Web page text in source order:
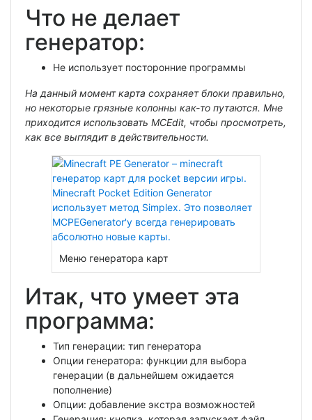
Что не делает
генератор:
Не использует посторонние программы
На данный момент карта сохраняет блоки правильно,
но некоторые грязные колонны как-то путаются. Мне
приходится использовать MCEdit, чтобы просмотреть,
как все выглядит в действительности.
Меню генератора карт
Итак, что умеет эта
программа:
Тип генерации: тип генератора
Опции генератора: функции для выбора
генерации (в дальнейшем ожидается
пополнение)
Опции: добавление экстра возможностей